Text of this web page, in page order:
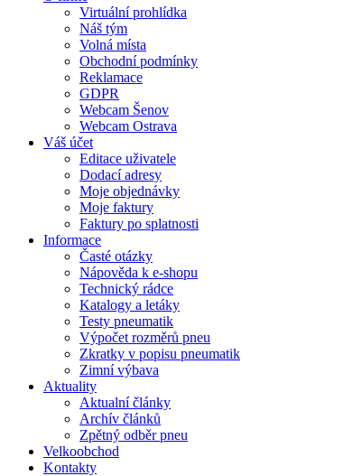
Virtuální prohlídka
Náš tým
Volná místa
Obchodní podmínky
Reklamace
GDPR
Webcam Šenov
Webcam Ostrava
Váš účet
Editace uživatele
Dodací adresy
Moje objednávky
Moje faktury
Faktury po splatnosti
Informace
Časté otázky
Nápověda k e-shopu
Technický rádce
Katalogy a letáky
Testy pneumatik
Výpočet rozměrů pneu
Zkratky v popisu pneumatik
Zimní výbava
Aktuality
Aktualní články
Archív článků
Zpětný odběr pneu
Velkoobchod
Kontakty